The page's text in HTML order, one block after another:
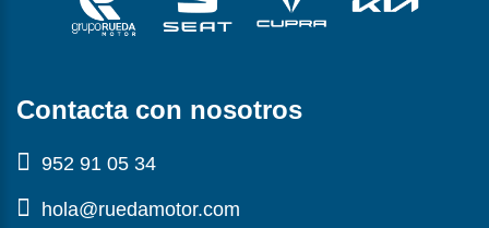
Contacta con nosotros
952 91 05 34
hola@ruedamotor.com